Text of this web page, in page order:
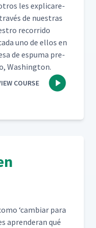
les expli­care­
de nues­tras
recor­ri­do
uno de ellos en
de espuma pre-
Washington.
COURSE
‘cam­biar para
apren­der­an qué